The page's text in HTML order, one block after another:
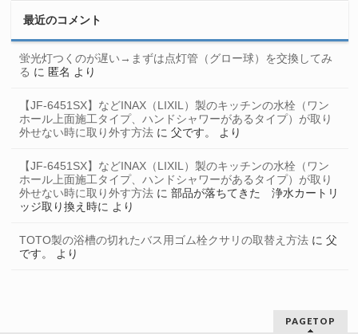
最近のコメント
蛍光灯つくのが遅い→まずは点灯管（グロー球）を交換してみ
る に 匿名 より
【JF-6451SX】などINAX（LIXIL）製のキッチンの水栓（ワン
ホール上面施工タイプ、ハンドシャワーがあるタイプ）が取り
外せない時に取り外す方法 に父です。 より
【JF-6451SX】などINAX（LIXIL）製のキッチンの水栓（ワン
ホール上面施工タイプ、ハンドシャワーがあるタイプ）が取り
外せない時に取り外す方法 に部品が落ちてきた 浄水カートリ
ッジ取り換え時に より
TOTO製の浴槽の切れたバス用ゴム栓クサリの取替え方法 に父
です。
より
PAGETOP